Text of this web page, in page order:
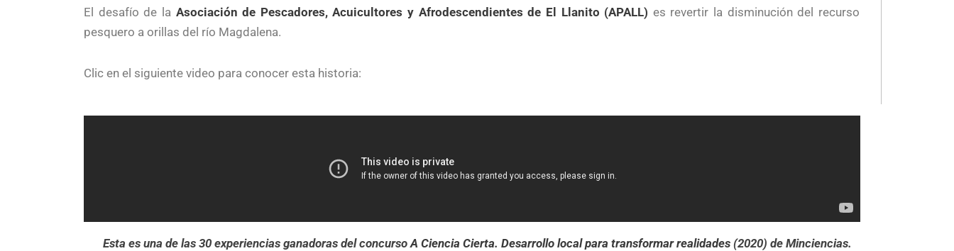
El desafío de la Asociación de Pescadores, Acuicultores y Afrodescendientes de El Llanito (APALL) es revertir la disminución del recurso
pesquero a orillas del río Magdalena.
Clic en el siguiente video para conocer esta historia:
Esta es una de las 30 experiencias ganadoras del concurso A Ciencia Cierta. Desarrollo local para transformar realidades(2020) de Minciencias.